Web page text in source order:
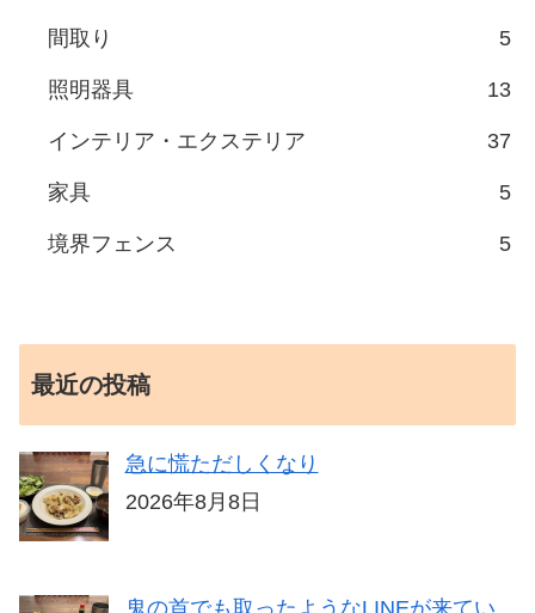
間取り 5
照明器具 13
インテリア・エクステリア 37
家具 5
境界フェンス 5
最近の投稿
急に慌ただしくなり
2026年8月8日